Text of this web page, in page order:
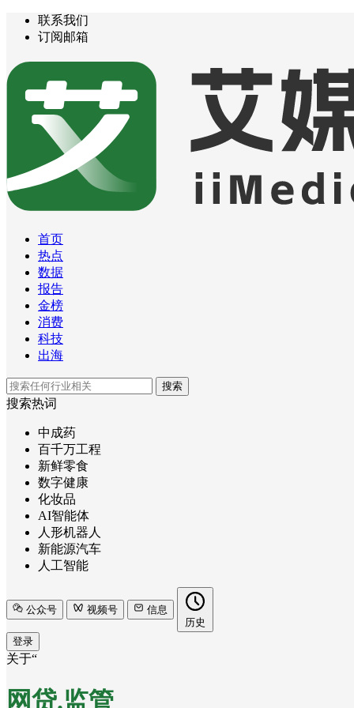
联系我们
订阅邮箱
首页
热点
数据
报告
金榜
消费
科技
出海
搜索
搜索热词
中成药
百千万工程
新鲜零食
数字健康
化妆品
AI智能体
人形机器人
新能源汽车
人工智能
公众号 视频号
信息
历史
登录
关于“
网贷.监管